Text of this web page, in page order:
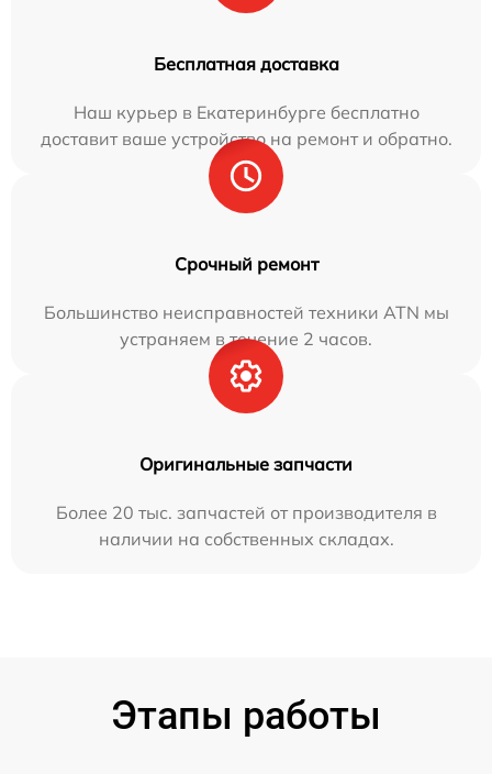
Бесплатная доставка
Наш курьер в Екатеринбурге бесплатно
доставит ваше устройство на ремонт и обратно.
Срочный ремонт
Большинство неисправностей техники ATN мы
устраняем в течение 2 часов.
Оригинальные запчасти
Более 20 тыс. запчастей от производителя в
наличии на собственных складах.
Этапы работы